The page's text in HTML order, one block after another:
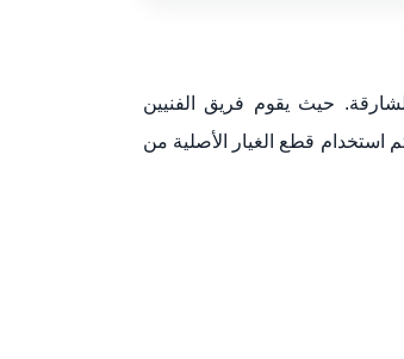
حيث يقوم فريق الفنيين
استخدام قطع الغيار الأصلية من